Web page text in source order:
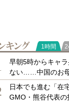
すゝめ』（民事法研究会
1時間
早朝5時からキャ
ない……中国のお
日本でも進む「在
GMO・熊谷代表の